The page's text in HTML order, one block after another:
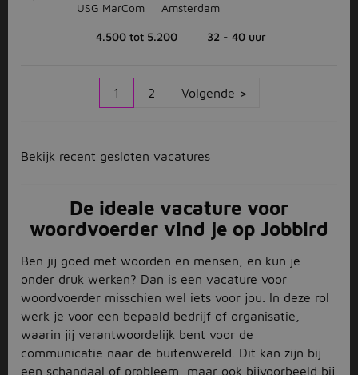
USG MarCom Amsterdam
4.500 tot 5.200 32 - 40 uur
1 2 Volgende >
Bekijk recent gesloten vacatures
De ideale vacature voor
woordvoerder vind je op Jobbird
Ben jij goed met woorden en mensen, en kun je
onder druk werken? Dan is een vacature voor
woordvoerder misschien wel iets voor jou. In deze rol
werk je voor een bepaald bedrijf of organisatie,
waarin jij verantwoordelijk bent voor de
communicatie naar de buitenwereld. Dit kan zijn bij
een schandaal of probleem, maar ook bijvoorbeeld bij